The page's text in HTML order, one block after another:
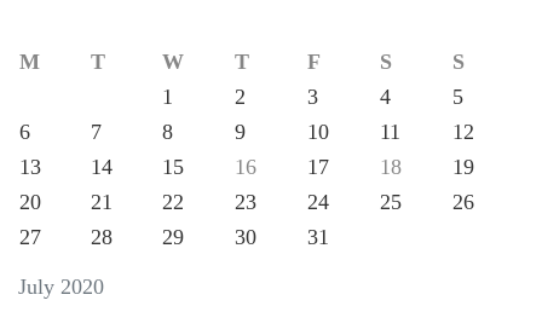
July 2020
M T W T F S
S
1
2 3 4
5
6
7 8 9 10 11
12
13
14 15 16 17 18
19
20
21 22 23 24 25
26
27
28 29 30 31